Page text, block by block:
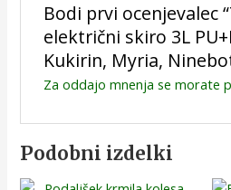
Bodi prvi ocenjevalec
električni skiro 3L
Kukirin, Myria,
Za oddajo mnenja se morate
Podobni izdelki